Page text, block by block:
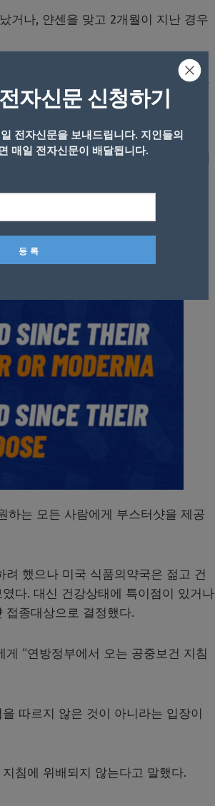
거나, 얀센을 맞고 2개월이 지난 경우
는 행정명령에 서명했다. 콜로라도도
하기도 했다.”모든 사람이 백신을 접
하지 않으면 코로나19에 걸릴 것”이
하는 모든 사람에게 부스터샷을 제공
했으나 미국 식품의약국은 젊고 건
다. 대신 건강상태에 특이점이 있거나
접종대상으로 결정했다.
“연방정부에서 오는 공중보건 지침
따르지 않은 것이 아니라는 입장이
침에 위배되지 않는다고 말했다.
자신문 신청하기
전자신문을 보내드립니다. 지인들의
매일 전자신문이 배달됩니다.